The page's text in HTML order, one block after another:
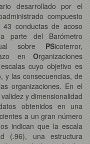
desarrollado por el
compuesto
conductas de acoso
parte del Barómetro
sobre PSicoterror,
enOrganizaciones
cuyo objetivo es
y las consecuencias, de
organizaciones. En el
y dimensionalidad
obtenidos en una
a un gran número
indican que la escala
(.96), una estructura